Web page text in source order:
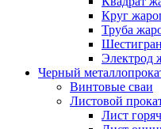
Круг
Труба
Электрод
Черный
Винтовые сваи
Листовой
Лист